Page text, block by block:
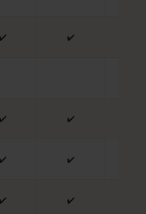
✔️ ✔️
✔️ ✔️
✔️ ✔️
✔️ ✔️